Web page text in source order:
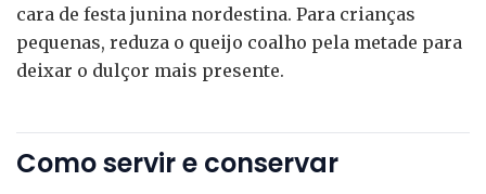
cara de festa junina nordestina. Para crianças
pequenas, reduza o queijo coalho pela metade para
deixar o dulçor mais presente.
Como servir e conservar